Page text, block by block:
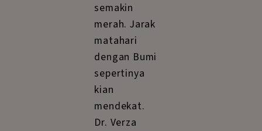
semakin
merah. Jarak
matahari
dengan Bumi
sepertinya
kian
mendekat.
Dr. Verza